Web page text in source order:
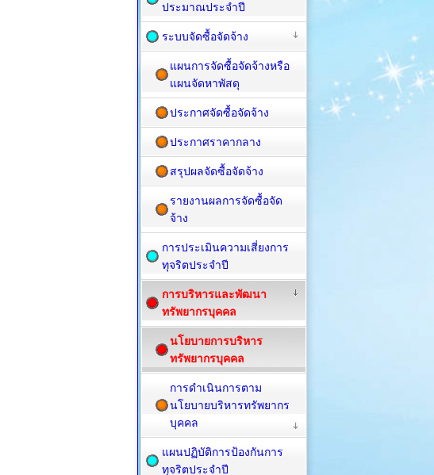
ประมาณประจำปี
ระบบจัดซื้อจัดจ้าง
แผนการจัดซื้อจัดจ้างหรือ
แผนจัดหาพัสดุ
ประกาศจัดซื้อจัดจ้าง
ประกาศราคากลาง
สรุปผลจัดซื้อจัดจ้าง
รายงานผลการจัดซื้อจัด
จ้าง
การประเมินความเสี่ยงการ
ทุจริตประจำปี
การบริหารและพัฒนา
ทรัพยากรบุคคล
นโยบายการบริหาร
ทรัพยากรบุคคล
การดำเนินการตาม
นโยบายบริหารทรัพยากร
บุคคล
แผนปฏิบัติการป้องกันการ
ทุจริตประจำปี